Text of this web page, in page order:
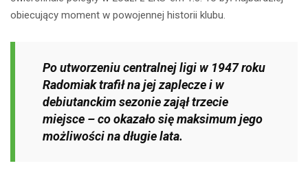
obiecujący moment w powojennej historii klubu.
Po utworzeniu centralnej ligi w 1947 roku
Radomiak trafił na jej zaplecze i w
debiutanckim sezonie zajął trzecie
miejsce – co okazało się maksimum jego
możliwości na długie lata.